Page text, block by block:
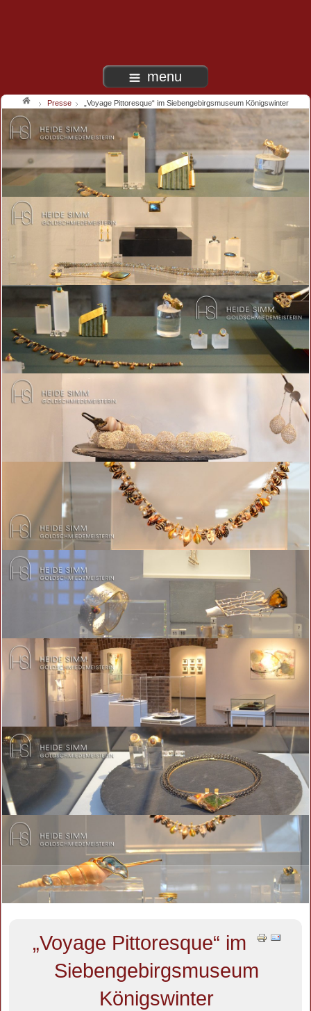
menu
Presse „Voyage Pittoresque“ im Siebengebirgsmuseum Königswinter
„Voyage Pittoresque“ im
Siebengebirgsmuseum
Königswinter